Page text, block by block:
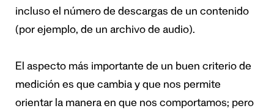
incluso el número de descargas de un contenido
(por ejemplo, de un archivo de audio).
El aspecto más importante de un buen criterio de
medición es que cambia y que nos permite
orientar la manera en que nos comportamos; pero